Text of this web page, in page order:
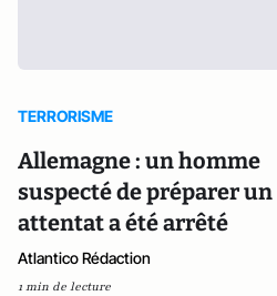
TERRORISME
Allemagne : un homme
suspecté de préparer un
attentat a été arrêté
Atlantico Rédaction
1 min de lecture